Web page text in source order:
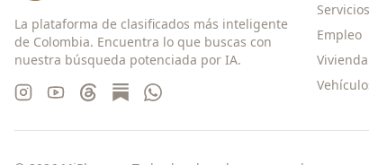
La plataforma de clasificados más inteligente
de Colombia. Encuentra lo que buscas con
nuestra búsqueda potenciada por IA.
Servicios
Empleo
Vivienda